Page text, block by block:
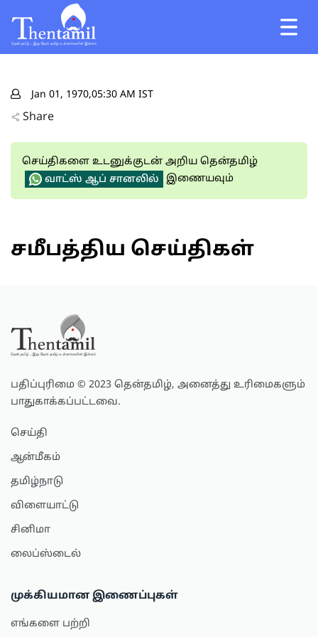
Jan 01, 1970,05:30 AM IST
Share
செய்திகளை உடனுக்குடன் அறிய தென்தமிழ்
வாட்ஸ் ஆப் சானலில்
இணையவும்
சமீபத்திய செய்திகள்
பதிப்புரிமை © 2023 தென்தமிழ், அனைத்து உரிமைகளும்
பாதுகாக்கப்பட்டவை.
செய்தி
ஆன்மீகம்
தமிழ்நாடு
விளையாட்டு
சினிமா
லைப்ஸ்டைல்
முக்கியமான இணைப்புகள்
எங்களை பற்றி